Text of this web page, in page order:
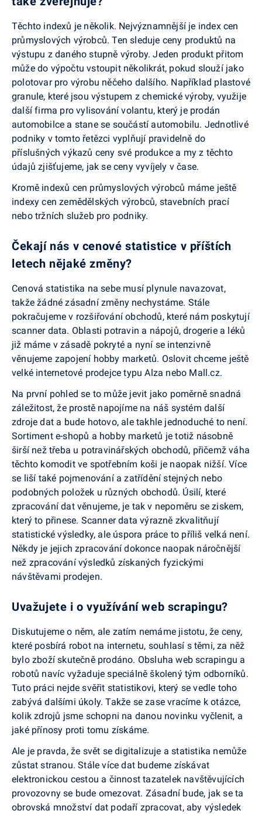
Těchto indexů je několik. Nejvýznamnější je index cen
průmyslových výrobců. Ten sleduje ceny produktů na
výstupu z daného stupně výroby. Jeden produkt přitom
může do výpočtu vstoupit několikrát, pokud slouží jako
polotovar pro výrobu něčeho dalšího. Například plastové
granule, které jsou výstupem z chemické výroby, využije
další firma pro vylisování volantu, který je prodán
automobilce a stane se součástí automobilu. Jednotlivé
podniky v tomto řetězci vyplňují pravidelně do
příslušných výkazů ceny své produkce a my z těchto
údajů zjišťujeme, jak se ceny vyvíjely v čase.
Kromě indexů cen průmyslových výrobců máme ještě
indexy cen zemědělských výrobců, stavebních prací
nebo tržních služeb pro podniky.
Čekají nás v cenové statistice v příštích
letech nějaké změny?
Cenová statistika na sebe musí plynule navazovat,
takže žádné zásadní změny nechystáme. Stále
pokračujeme v rozšiřování obchodů, které nám poskytují
scanner data. Oblasti potravin a nápojů, drogerie a léků
již máme v zásadě pokryté a nyní se intenzivně
věnujeme zapojení hobby marketů. Oslovit chceme ještě
velké internetové prodejce typu Alza nebo Mall.cz.
Na první pohled se to může jevit jako poměrně snadná
záležitost, že prostě napojíme na náš systém další
zdroje dat a bude hotovo, ale takhle jednoduché to není.
Sortiment e-shopů a hobby marketů je totiž násobně
širší než třeba u potravinářských obchodů, přičemž váha
těchto komodit ve spotřebním koši je naopak nižší. Více
se liší také pojmenování a zatřídění stejných nebo
podobných položek u různých obchodů. Úsilí, které
zpracování dat věnujeme, je tak v nepoměru se ziskem,
který to přinese. Scanner data výrazně zkvalitňují
statistické výsledky, ale úspora práce to příliš velká není.
Někdy je jejich zpracování dokonce naopak náročnější
než zpracování výsledků získaných fyzickými
návštěvami prodejen.
Uvažujete i o využívání web scrapingu?
Diskutujeme o něm, ale zatím nemáme jistotu, že ceny,
které posbírá robot na internetu, souhlasí s těmi, za něž
bylo zboží skutečně prodáno. Obsluha web scrapingu a
robotů navíc vyžaduje speciálně školený tým odborníků.
Tuto práci nejde svěřit statistikovi, který se vedle toho
zabývá dalšími úkoly. Takže se zase vracíme k otázce,
kolik zdrojů jsme schopni na danou novinku vyčlenit, a
jaké přínosy proti tomu získáme.
Ale je pravda, že svět se digitalizuje a statistika nemůže
zůstat stranou. Stále více dat budeme získávat
elektronickou cestou a činnost tazatelek navštěvujících
provozovny se bude omezovat. Zásadní bude, jak se ta
obrovská množství dat podaří zpracovat, aby výsledek